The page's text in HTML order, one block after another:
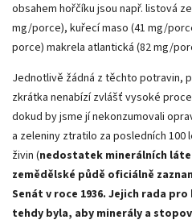
obsahem hořčíku jsou např. listová
mg/porce), kuřecí maso (41 mg/
porce) makrela atlantická (82 mg/
Jednotlivě žádná z těchto potravin,
zkrátka nenabízí zvlášť vysoké
dokud by jsme jí nekonzumovali
a zeleniny ztratilo za posledních 100
živin (nedostatek minerálních
zemědělské půdě oficiálně
Senát v roce 1936. Jejich rada
tehdy byla, aby minerály a